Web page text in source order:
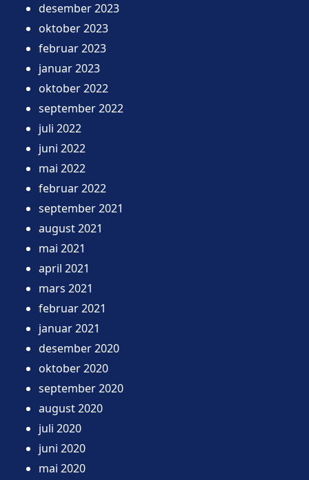
desember 2023
oktober 2023
februar 2023
januar 2023
oktober 2022
september 2022
juli 2022
juni 2022
mai 2022
februar 2022
september 2021
august 2021
mai 2021
april 2021
mars 2021
februar 2021
januar 2021
desember 2020
oktober 2020
september 2020
august 2020
juli 2020
juni 2020
mai 2020